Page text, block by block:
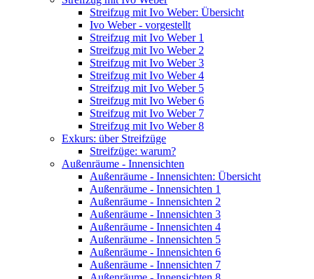
Streifzug mit Ivo Weber: Übersicht
Ivo Weber - vorgestellt
Streifzug mit Ivo Weber 1
Streifzug mit Ivo Weber 2
Streifzug mit Ivo Weber 3
Streifzug mit Ivo Weber 4
Streifzug mit Ivo Weber 5
Streifzug mit Ivo Weber 6
Streifzug mit Ivo Weber 7
Streifzug mit Ivo Weber 8
Exkurs: über Streifzüge
Streifzüge: warum?
Außenräume - Innensichten
Außenräume - Innensichten: Übersicht
Außenräume - Innensichten 1
Außenräume - Innensichten 2
Außenräume - Innensichten 3
Außenräume - Innensichten 4
Außenräume - Innensichten 5
Außenräume - Innensichten 6
Außenräume - Innensichten 7